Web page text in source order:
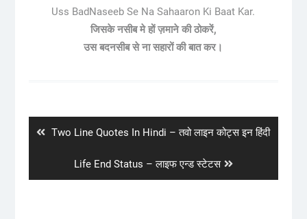
Uss BadNaseeb Se Na Sahaaron Ki Baat Kar.
जिसके नसीब मे हों ज़माने की ठोकरें,
उस बदनसीब से ना सहारों की बात कर।
Previous
Two Line Quotes In Hindi – तवो लाइन कोट्स इन हिंदी
Next
post:
Life End Status – लाइफ एन्ड स्टेटस